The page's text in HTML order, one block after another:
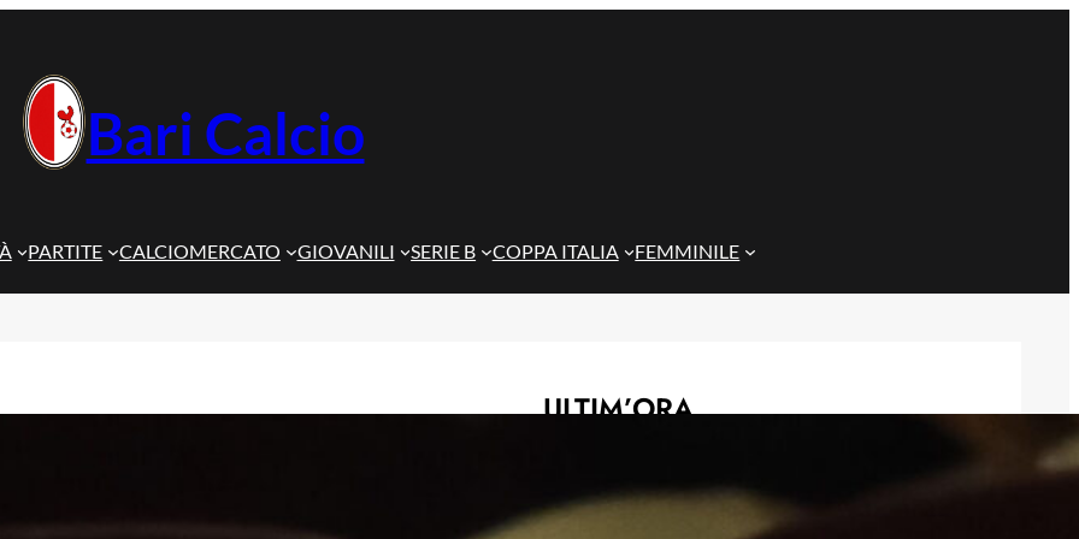
Bari Calcio
PARTITE CALCIOMERCATO GIOVANILI SERIE B COPPA ITALIA FEMMINILE
ULTIM’ORA
nel mio cuore, spero si rialzi presto”